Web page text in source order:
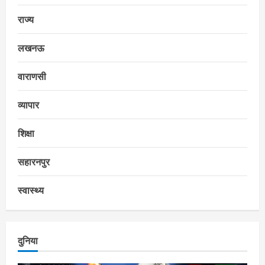
राज्य
लखनऊ
वाराणसी
व्यापार
शिक्षा
सहारनपुर
स्वास्थ्य
दुनिया